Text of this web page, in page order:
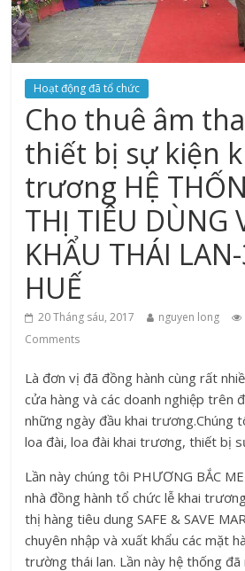
Hoạt động đã tổ chức
Cho thuê âm
thiết bị sự kiện
trương HỆ
THỊ TIÊU DÙNG
KHẨU THÁI
HUẾ
20 Tháng sáu, 2017 nguyen long
Comments
Là đơn vị đã đồng hành cùng rất
cửa hàng và các doanh nghiệp trên
những ngày đầu khai trương.Chúng
loa đài, loa đài khai trương, thiết bị
Lần này chúng tôi PHƯƠNG BẮC
nhà đồng hành tổ chức lễ khai
thị hàng tiêu dung SAFE & SAVE
chuyên nhập và xuất khẩu các mặt
trường thái lan. Lần này hệ thống đã